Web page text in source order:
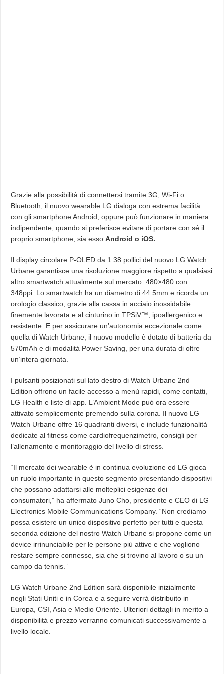
Grazie alla possibilità di connettersi tramite 3G, Wi-Fi o
Bluetooth, il nuovo wearable LG dialoga con estrema facilità
con gli smartphone Android, oppure può funzionare in maniera
indipendente, quando si preferisce evitare di portare con sé il
proprio smartphone, sia essoAndroid o iOS.
Il display circolare P-OLED da 1.38 pollici del nuovo LG Watch
Urbane garantisce una risoluzione maggiore rispetto a qualsiasi
altro smartwatch attualmente sul mercato: 480×480 con
348ppi. Lo smartwatch ha un diametro di 44.5mm e ricorda un
orologio classico, grazie alla cassa in acciaio inossidabile
finemente lavorata e al cinturino in TPSiV™, ipoallergenico e
resistente. E per assicurare un’autonomia eccezionale come
quella di Watch Urbane, il nuovo modello è dotato di batteria da
570mAh e di modalità Power Saving, per una durata di oltre
un’intera giornata.
I pulsanti posizionati sul lato destro di Watch Urbane 2nd
Edition offrono un facile accesso a menù rapidi, come contatti,
LG Health e liste di app. L’Ambient Mode può ora essere
attivato semplicemente premendo sulla corona. Il nuovo LG
Watch Urbane offre 16 quadranti diversi, e include funzionalità
dedicate al fitness come cardiofrequenzimetro, consigli per
l’allenamento e monitoraggio del livello di stress.
“Il mercato dei wearable è in continua evoluzione ed LG gioca
un ruolo importante in questo segmento presentando dispositivi
che possano adattarsi alle molteplici esigenze dei
consumatori,” ha affermato Juno Cho, presidente e CEO di LG
Electronics Mobile Communications Company. “Non crediamo
possa esistere un unico dispositivo perfetto per tutti e questa
seconda edizione del nostro Watch Urbane si propone come un
device irrinunciabile per le persone più attive e che vogliono
restare sempre connesse, sia che si trovino al lavoro o su un
campo da tennis.”
LG Watch Urbane 2nd Edition sarà disponibile inizialmente
negli Stati Uniti e in Corea e a seguire verrà distribuito in
Europa, CSI, Asia e Medio Oriente. Ulteriori dettagli in merito a
disponibilità e prezzo verranno comunicati successivamente a
livello locale.